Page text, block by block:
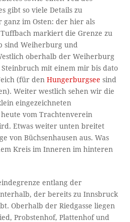
gibt so viele Details zu
im Osten: der hier als
markiert die Grenze zu
sind Weiherburg und
oberhalb der Weiherburg
mit einem mir bis dato
(für denHungerburgsee sind
Weiter westlich sehen wir die
eingezeichneten
vom Trachtenverein
Etwas weiter unten breitet
von Büchsenhausen aus. Was
Kreis im Inneren im hinteren
entlang der
der bereits zu Innsbruck
Oberhalb der Riedgasse liegen
Probstenhof, Plattenhof und